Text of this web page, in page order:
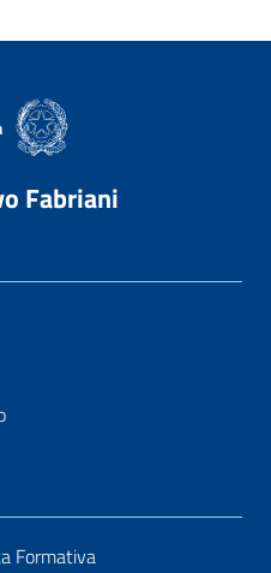
Fabriani
Formativa